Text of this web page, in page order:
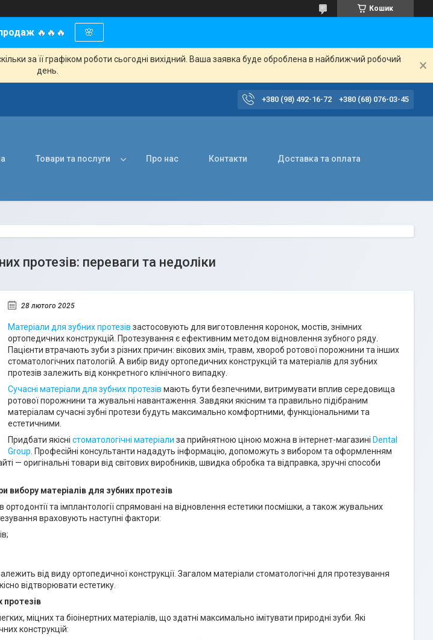
Кошик
🔥🔥🔥 🌸
за її графіком роботи сьогодні вихідний. Ваша заявка буде оброблена в найближчий робочий
день.
+380 (98) 492-16-72 +380 (68) 076-03-45
Товари та послуги Про нас Контакти Доставка та оплата
протезів: переваги та недоліки
28 лютого 2025
Матеріали для зубних протезів застосовують для виготовлення коронок, мостів, знімних
ортопедичних конструкцій. Протезування є ефективним методом відновлення зубного ряду.
Пацієнти втрачають зуби з різних причин: вікових змін, травм, хвороб ротової порожнини та інших
стоматологічних патологій. А вибір виду ортопедичних конструкцій та матеріалів для зубних
протезів залежить від конкретного клінічного випадку.
Сучасні матеріали для зубних протезів мають бути безпечними, витримувати вплив середовища
ротової порожнини та жувальні навантаження. Завдяки якісним та правильно підібраним
матеріалам сучасні зубні протези будуть максимально комфортними, функціональними та
естетичними.
Придбати якісні стоматологічні матеріали за прийнятною ціною можна в інтернет-магазині Dental
Group . Професійні консультанти нададуть інформацію, допоможуть з вибором та оформленням
— оригінальні товари від світових виробників, швидка обробка та відправка, зручні способи
вибору матеріалів для зубних протезів
в ортодонтії та імплантології спрямовані на відновлення естетики посмішки, а також жувальних
враховують наступні фактори:
від виду ортопедичної конструкції. Загалом матеріали стоматологічні для протезування
відтворювати естетику.
протезів
міцних та біоінертних матеріалів, що здатні максимально імітувати природні зуби. Які
конструкцій: